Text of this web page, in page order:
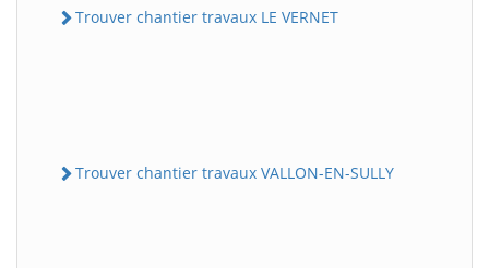
Trouver chantier travaux LE VERNET
Trouver chantier travaux VALLON-EN-SULLY